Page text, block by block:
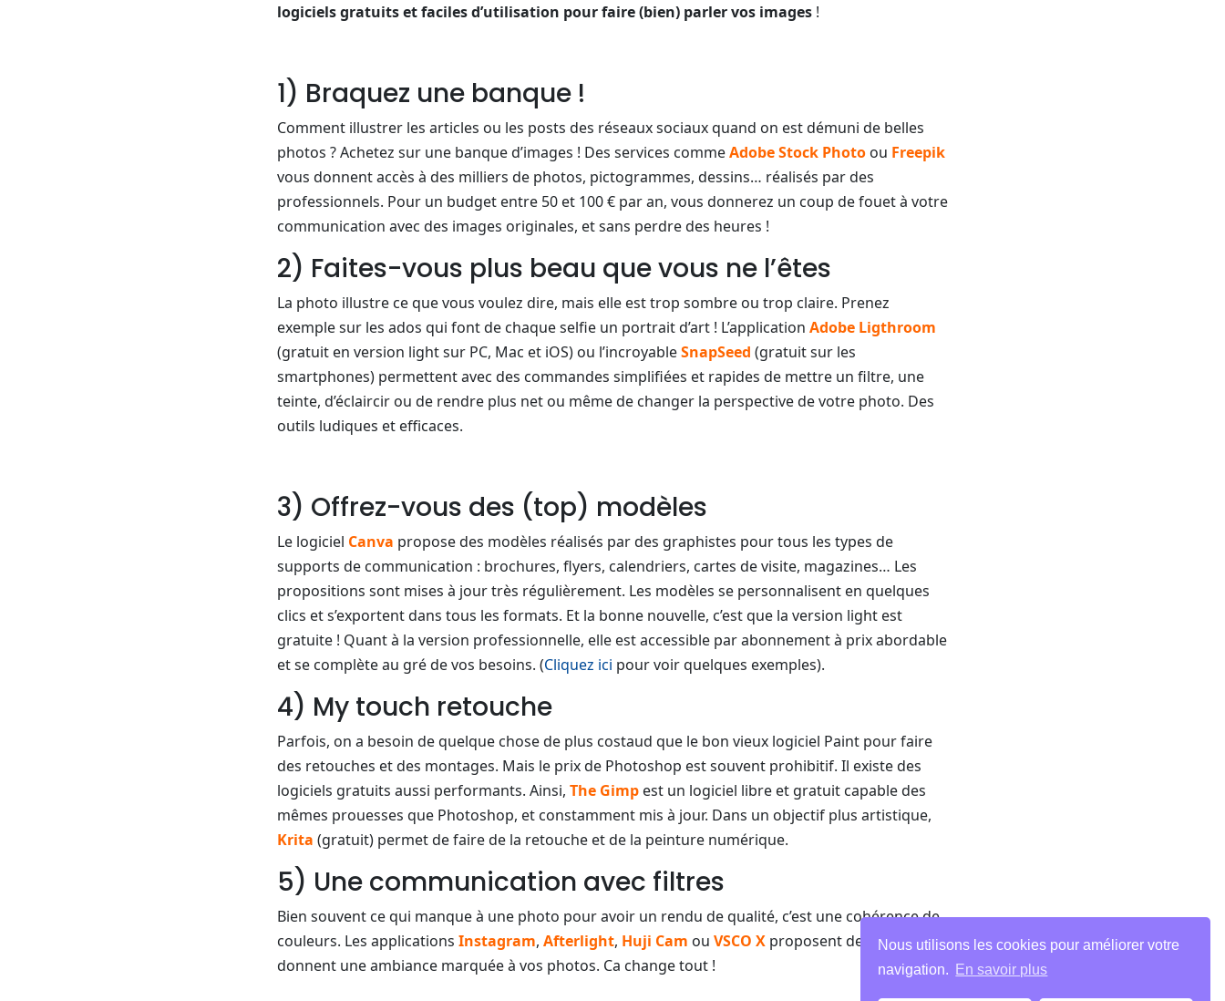
logiciels gratuits et faciles d’utilisation pour faire (bien) parler vos images !
1) Braquez une banque !
Comment illustrer les articles ou les posts des réseaux sociaux quand on est démuni de belles
photos ? Achetez sur une banque d’images ! Des services commeAdobe Stock Photo ou Freepik
vous donnent accès à des milliers de photos, pictogrammes, dessins… réalisés par des
professionnels. Pour un budget entre 50 et 100 € par an, vous donnerez un coup de fouet à votre
communication avec des images originales, et sans perdre des heures !
2) Faites-vous plus beau que vous ne l’êtes
La photo illustre ce que vous voulez dire, mais elle est trop sombre ou trop claire. Prenez
exemple sur les ados qui font de chaque selfie un portrait d’art ! L’application Adobe Ligthroom
(gratuit en version light sur PC, Mac et iOS) ou l’incroyableSnapSeed (gratuit sur les
smartphones) permettent avec des commandes simplifiées et rapides de mettre un filtre, une
teinte, d’éclaircir ou de rendre plus net ou même de changer la perspective de votre photo. Des
outils ludiques et efficaces.
3) Offrez-vous des (top) modèles
Le logiciel Canva propose des modèles réalisés par des graphistes pour tous les types de
supports de communication : brochures, flyers, calendriers, cartes de visite, magazines… Les
propositions sont mises à jour très régulièrement. Les modèles se personnalisent en quelques
clics et s’exportent dans tous les formats. Et la bonne nouvelle, c’est que la version light est
gratuite ! Quant à la version professionnelle, elle est accessible par abonnement à prix abordable
et se complète au gré de vos besoins. (Cliquez ici pour voir quelques exemples).
4) My touch retouche
Parfois, on a besoin de quelque chose de plus costaud que le bon vieux logiciel Paint pour faire
des retouches et des montages. Mais le prix de Photoshop est souvent prohibitif. Il existe des
logiciels gratuits aussi performants. Ainsi, The Gimp est un logiciel libre et gratuit capable des
mêmes prouesses que Photoshop, et constamment mis à jour. Dans un objectif plus artistique,
Krita (gratuit) permet de faire de la retouche et de la peinture numérique.
5) Une communication avec filtres
Bien souvent ce qui manque à une photo pour avoir un rendu de qualité, c’est une cohérence de
couleurs. Les applications Instagram, Afterlight, Huji Cam ou VSCO X proposent des filtres qui
donnent une ambiance marquée à vos photos. Ca change tout !
Nous utilisons les cookies pour améliorer votre
navigation.
En savoir plus